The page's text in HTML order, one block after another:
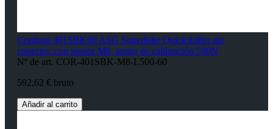
Cordona 401SBK60 ASG Superbike Quickshifter sin
conector, con sensor M8, rango de calibración 500N
Nº de art. COR-401SBK-M8-L500-60
592,62 € bruto
Añadir al carrito